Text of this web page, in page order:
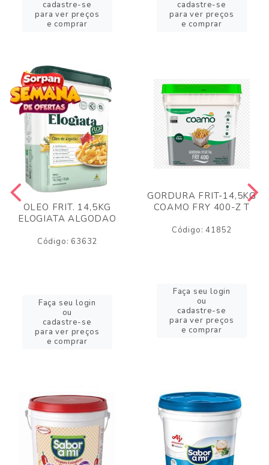
cadastre-se
para ver preços
e comprar
cadastre-se
para ver preços
e comprar
OLEO FRIT. 14,5KG
ELOGIATA ALGODAO
Código: 63632
Faça seu login
ou
cadastre-se
para ver preços
e comprar
GORDURA FRIT-14,5KG
COAMO FRY 400-Z T
Código: 41852
Faça seu login
ou
cadastre-se
para ver preços
e comprar